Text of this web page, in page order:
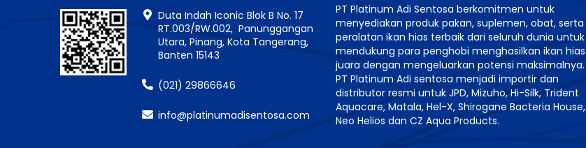
Duta Indah Iconic Blok B No. 17
RT.003/RW.002, Panunggangan
Utara, Pinang, Kota Tangerang,
Banten 15143
(021) 29866646
info@platinumadisentosa.com
PT Platinum Adi Sentosa berkomitmen untuk
menyediakan produk pakan, suplemen, obat, serta
peralatan ikan hias terbaik dari seluruh dunia untuk
mendukung para penghobi menghasilkan ikan hias
juara dengan mengeluarkan potensi maksimalnya.
PT Platinum Adi sentosa menjadi importir dan
distributor resmi untuk JPD, Mizuho, Hi-Silk, Trident
Aquacare, Matala, Hel-X, Shirogane Bacteria House,
Neo Helios dan CZ Aqua Products.